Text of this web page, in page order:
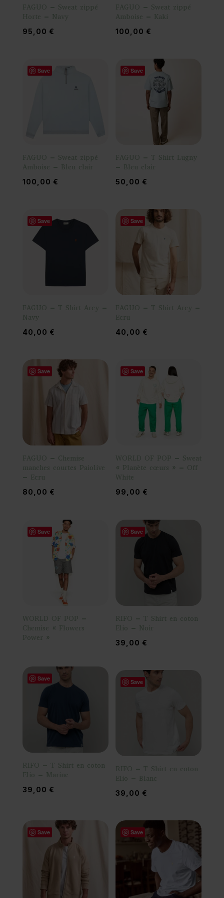
FAGUO – Sweat zippé
Horte – Navy
95,00 €
FAGUO – Sweat zippé
Amboise – Kaki
100,00 €
Save
FAGUO – Sweat zippé
Amboise – Bleu clair
100,00 €
Save
FAGUO – T Shirt Lugny
– Bleu clair
50,00 €
Save
FAGUO – T Shirt Arcy –
Navy
40,00 €
Save
FAGUO – T Shirt Arcy –
Ecru
40,00 €
Save
FAGUO – Chemise
manches courtes Paiolive
– Ecru
80,00 €
Save
WORLD OF POP – Sweat
« Planète cœurs » – Off
White
99,00 €
Save
WORLD OF POP –
Chemise « Flowers
Power »
Save
RIFO – T Shirt en coton
Elio – Noir
39,00 €
Save
RIFO – T Shirt en coton
Elio – Marine
39,00 €
Save
RIFO – T Shirt en coton
Elio – Blanc
39,00 €
Save Save